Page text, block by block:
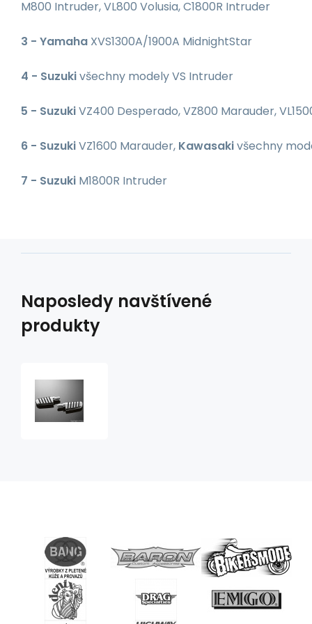
M800 Intruder, VL800 Volusia, C1800R Intruder
3 - Yamaha XVS1300A/1900A MidnightStar
4 - Suzukivšechny modely VS Intruder
5 - SuzukiVZ400 Desperado, VZ800 Marauder,
6 - SuzukiVZ1600 Marauder, Kawasakivšechny
7 - Suzuki M1800R Intruder
Naposledy navštívené
produkty